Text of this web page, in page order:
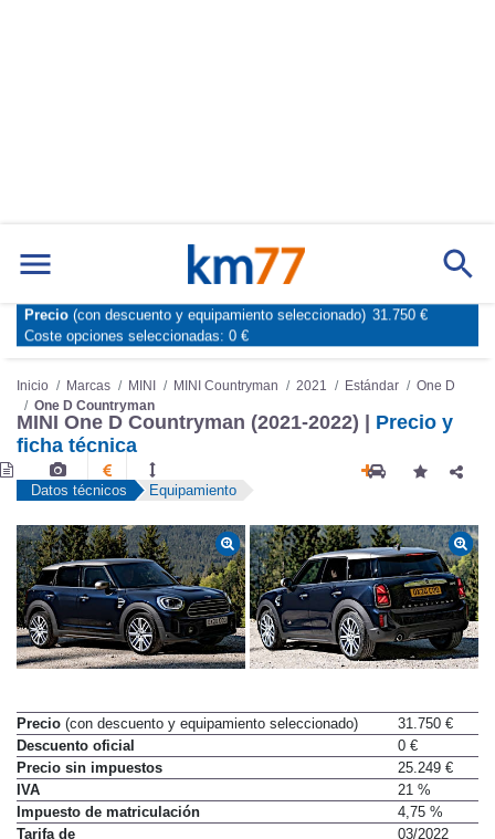
One D Countryman
MINI One D Countryman (2021-2022) |
Precio y
ficha técnica
Precio(con descuento y equipamiento seleccionado)
31.750 €
Descuento oficial
0 €
Precio sin impuestos
25.249 €
IVA
21 %
Impuesto de matriculación
4,75 %
(con descuento y equipamiento seleccionado)
Coste opciones seleccionadas:0 €